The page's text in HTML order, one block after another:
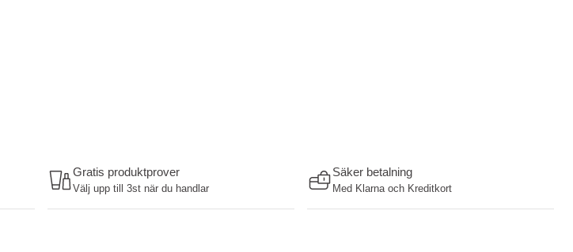
Gratis produktprover
Välj upp till 3st när du handlar
Säker betalning
Med Klarna och Kreditkort